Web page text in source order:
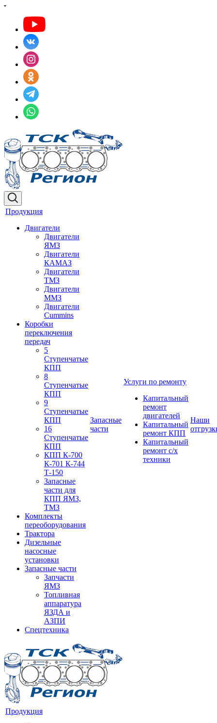
Продукция
Двигатели
Двигатели
ЯМЗ
Двигатели
КАМАЗ
Двигатели
ТМЗ
Двигатели
ММЗ
Двигатели
Cummins
Коробки
переключения
передач
5
Ступенчатые
КПП
8
Ступенчатые
КПП
9
Ступенчатые
КПП
16
Ступенчатые
КПП
КПП К-700
К-701 К-744
Т-150
Запасные
части для
КПП ЯМЗ,
ТМЗ
Комплекты
переоборудования
Трактора
Дизельные
насосные
установки
Запасные части
Запчасти
ЯМЗ
Топливная
аппаратура
ЯЗДА и
АЗПИ
Спецтехника
Запасные
части
Услуги по ремонту
Капитальный
ремонт
двигателей
Капитальный
ремонт КПП
Капитальный
ремонт с/х
техники
Наши
Продукция